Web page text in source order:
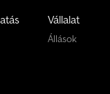
Vállalat
Állások